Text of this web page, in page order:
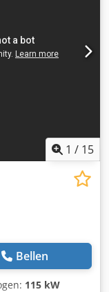
Fouten en
1 / 15
Bellen
115 kW